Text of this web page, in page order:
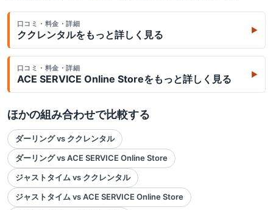
口コミ・料金・詳細
ククレンタルをもっと詳しく見る ▶
口コミ・料金・詳細
ACE SERVICE Online Storeをもっと詳しく見る ▶
ほかの組み合わせで比較する
ダーリング vs ククレンタル
ダーリング vs ACE SERVICE Online Store
ジャストタイム vs ククレンタル
ジャストタイム vs ACE SERVICE Online Store